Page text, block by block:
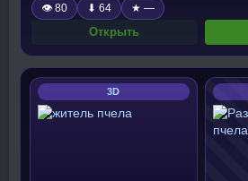
👁 80 ⬇ 64 ★ —
Открыть
3D